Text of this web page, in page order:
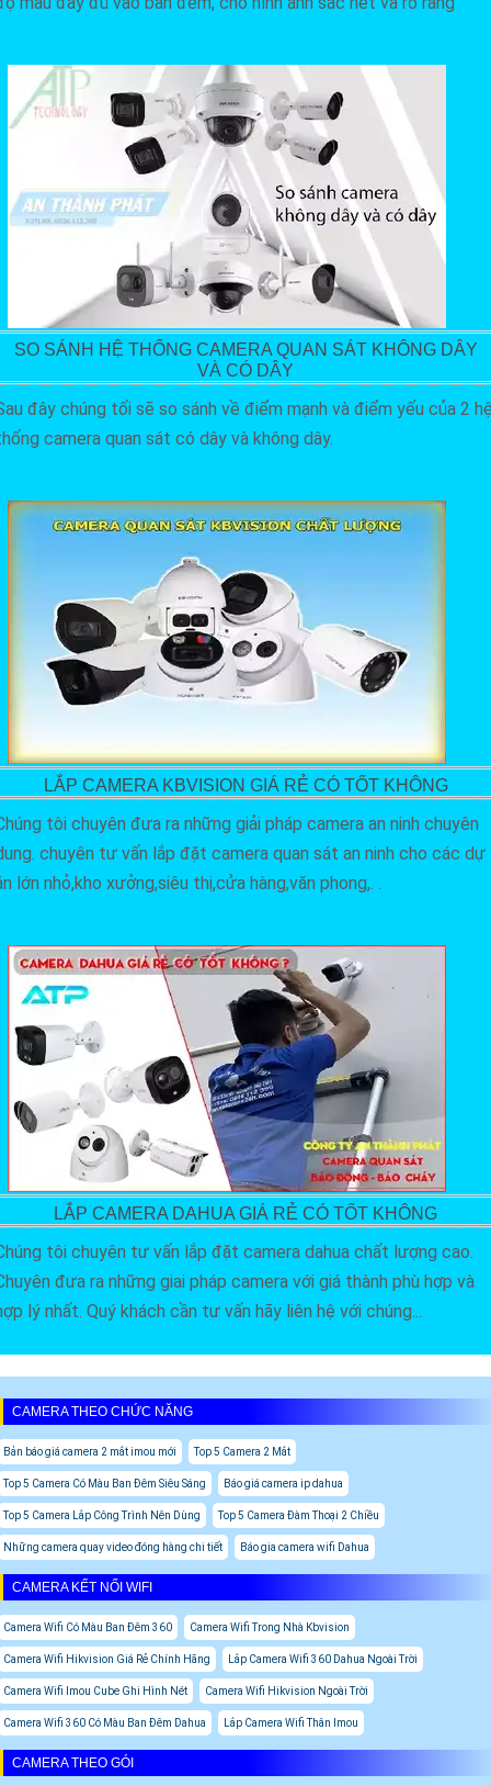
SO SÁNH HỆ THỐNG CAMERA QUAN SÁT KHÔNG DÂY
VÀ CÓ DÂY
đây chúng tối sẽ so sánh về điểm mạnh và điểm yếu của 2
camera quan sát có dây và không dây.
LẮP CAMERA KBVISION GIÁ RẺ CÓ TỐT KHÔNG
tôi chuyên đưa ra những giải pháp camera an ninh chuyên
chuyên tư vấn lắp đặt camera quan sát an ninh cho các dự
lớn nhỏ,kho xưởng,siêu thị,cửa hàng,văn phong,. .
LẮP CAMERA DAHUA GIÁ RẺ CÓ TỐT KHÔNG
tôi chuyên tư vấn lắp đặt camera dahua chất lượng cao.
đưa ra những giai pháp camera với giá thành phù hợp và
lý nhất. Quý khách cần tư vấn hãy liên hệ với chúng...
CAMERA THEO CHỨC NĂNG
Bản báo giá camera 2 mắt imou mới Top 5 Camera 2 Mắt
Top 5 Camera Có Màu Ban Đêm Siêu Sáng Báo giá camera ip dahua
Top 5 Camera Lắp Công Trình Nên Dùng Top 5 Camera Đàm Thoại 2 Chiều
Những camera quay video đóng hàng chi tiết Báo gia camera wifi Dahua
CAMERA KẾT NỐI WIFI
Camera Wifi Có Màu Ban Đêm 360 Camera Wifi Trong Nhà Kbvision
Camera Wifi Hikvision Giá Rẻ Chính Hãng Lắp Camera Wifi 360 Dahua Ngoài Trời
Camera Wifi Imou Cube Ghi Hình Nét Camera Wifi Hikvision Ngoài Trời
Camera Wifi 360 Có Màu Ban Đêm Dahua Lắp Camera Wifi Thân Imou
CAMERA THEO GÓI